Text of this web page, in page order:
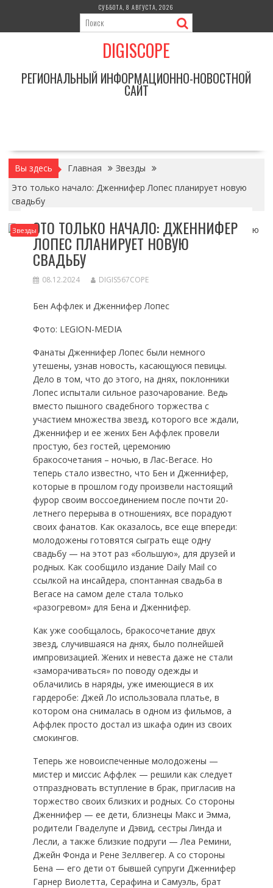
содержимому
СУББОТА, 8 АВГУСТА, 2026
DIGISCOPE
РЕГИОНАЛЬНЫЙ ИНФОРМАЦИОННО-НОВОСТНОЙ
САЙТ
Вы здесь Главная
Звезды
Это только начало: Дженнифер Лопес планирует новую
свадьбу
ЗвездыЭТО ТОЛЬКО НАЧАЛО: ДЖЕННИФЕР
ЛОПЕС ПЛАНИРУЕТ НОВУЮ
СВАДЬБУ
08.12.2024 DIGIS567COPE
Бен Аффлек и Дженнифер Лопес
Фото: LEGION-MEDIA
Фанаты Дженнифер Лопес были немного
утешены, узнав новость, касающуюся певицы.
Дело в том, что до этого, на днях, поклонники
Лопес испытали сильное разочарование. Ведь
вместо пышного свадебного торжества с
участием множества звезд, которого все ждали,
Дженнифер и ее жених Бен Аффлек провели
простую, без гостей, церемонию
бракосочетания – ночью, в Лас-Вегасе. Но
теперь стало известно, что Бен и Дженнифер,
которые в прошлом году произвели настоящий
фурор своим воссоединением после почти 20-
летнего перерыва в отношениях, все порадуют
своих фанатов. Как оказалось, все еще впереди:
молодожены готовятся сыграть еще одну
свадьбу — на этот раз «большую», для друзей и
родных. Как сообщило издание Daily Mail со
ссылкой на инсайдера, спонтанная свадьба в
Вегасе на самом деле стала только
«разогревом» для Бена и Дженнифер.
Как уже сообщалось, бракосочетание двух
звезд, случившаяся на днях, было полнейшей
импровизацией. Жених и невеста даже не стали
«заморачиваться» по поводу одежды и
облачились в наряды, уже имеющиеся в их
гардеробе: Джей Ло использовала платье, в
котором она снималась в одном из фильмов, а
Аффлек просто достал из шкафа один из своих
смокингов.
Теперь же новоиспеченные молодожены —
мистер и миссис Аффлек — решили как следует
отпраздновать вступление в брак, пригласив на
торжество своих близких и родных. Со стороны
Дженнифер — ее дети, близнецы Макс и Эмма,
родители Гваделупе и Дэвид, сестры Линда и
Лесли, а также близкие подруги — Леа Ремини,
Джейн Фонда и Рене Зеллвегер. А со стороны
Бена — его дети от бывшей супруги Дженнифер
Гарнер Виолетта, Серафина и Самуэль, брат